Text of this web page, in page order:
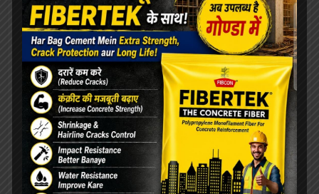
रेलवे बोर्ड अध्यक्ष को मिला कार्यकाल विस्तार, परामर्श
दात्री समिति सदस्य पंकज श्रीवास्तव ने दी शुभकामनायें
विश्वनाथ मंदिर पर दलालों का कब्ज़ा, VIP दर्शन के नाम
पर महिला से वसूले 4000, वीडियो वायरल
एलबीएस के सभी संकायों में हुआ ” दीक्षारम्भ” का भव्य
कार्यक्रम
शतरंज प्रतियोगिता आयोजित, विजेता भाग लेंगे प्रदेश
स्तरीय प्रतियोगिता में